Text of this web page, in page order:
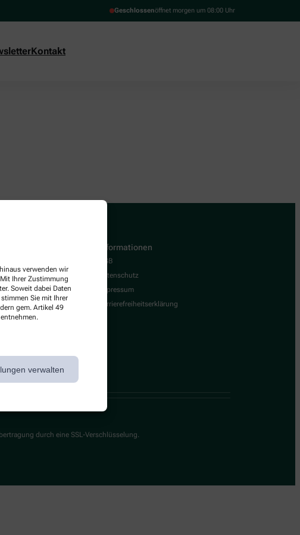
verwenden wir
Ihrer Zustimmung
Soweit dabei Daten
Sie mit Ihrer
gem. Artikel 49
entnehmen.
verwalten
Geschlossenöffnet morgen um 08:00 Uhr
Kontakt
Informationen
AGB
Datenschutz
Impressum
Barrierefreiheitserklärung
durch eine SSL-Verschlüsselung.